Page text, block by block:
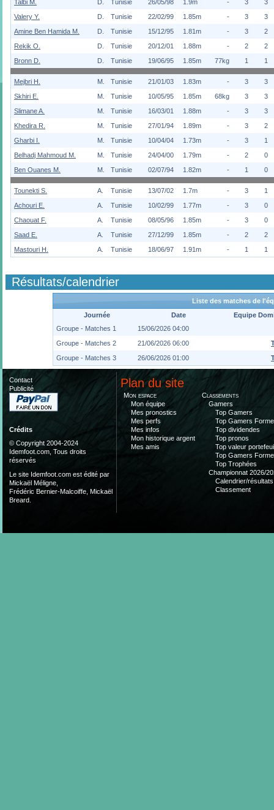
Talbi M.
D. Tunisie 26/05/98 1.9m - 3
3
Valery Y.
D. Tunisie 22/02/99 1.85m - 3
3
Amine Ben Hamida M.
D. Tunisie 15/12/95 1.81m - 3
2
Rekik O.
D. Tunisie 20/12/01 1.88m - 2
2
Bronn D.
D. Tunisie 19/06/95 1.85m 77kg 1 1
Mejbri H. M. Tunisie 21/01/03 1.83m - 3
3
Skhiri E.
M. Tunisie 10/05/95 1.85m 68kg 3
3
Slimane A.
M. Tunisie 16/03/01 1.88m - 3
3
Khedira R.
M. Tunisie 27/01/94 1.89m - 3
2
Gharbi I.
M. Tunisie 10/04/04 1.73m - 3
1
Belhadj Mahmoud M.
M. Tunisie 24/04/00 1.79m - 2
0
Ben Ouanes M.
M. Tunisie 02/07/94 1.82m - 1 0
Tounekti S. A. Tunisie 13/07/02 1.7m - 3
1
Achouri E.
A. Tunisie 10/02/99 1.77m - 3
0
Chaouat F.
A. Tunisie 08/05/96 1.85m - 3
0
Saad E.
A. Tunisie 27/12/99 1.85m - 2
2
Mastouri H.
A. Tunisie 18/06/97 1.91m - 1 1
Résultats/calendrier
Liste des matches de
Journée
Date
Equipe
Groupe - Matches 1
15/06/2026 04:00
Groupe - Matches 2
21/06/2026 06:00
Groupe - Matches 3
26/06/2026 01:00
Contact
Publicité
Crédits
© Copyright 2004-2024
Idemfoot.com, Tous droits
réservés
Le site Idemfoot.com est édité par
Mickaël Méligne,
Frédéric Bernier-Malcoiffe, Mickaël
Breard.
Plan du site
Mon espace
Mon équipe
Mes pronostics
Mes perfs
Mes infos
Mon historique argent
Mes amis
Classements
Gamers
Top Gamers
Top Gamers Forme
Top dividendes
Top pronos
Top valeur
Top Gamers Forme
Top Trophées
Championnat 2026/
Calendrier/résultats
Classement